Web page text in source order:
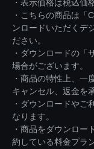
・表示価格は税込価
・こちらの商品は「
ンロードいただくデ
ださい。
・ダウンロードの「
場合がございます。
・商品の特性上、一
キャンセル、返金を
・ダウンロードやご
なります。
・商品をダウンロー
約している料金プラ